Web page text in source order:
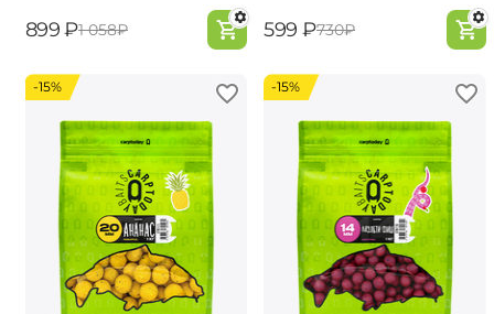
‍899‍ ₽‍1 058‍₽ ‍599‍ ₽‍730‍₽
-15% -15%